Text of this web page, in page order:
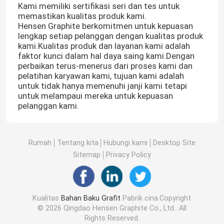
Kami memiliki sertifikasi seri dan tes untuk
memastikan kualitas produk kami.
Hensen Graphite berkomitmen untuk kepuasan
lengkap setiap pelanggan dengan kualitas produk
kami.Kualitas produk dan layanan kami adalah
faktor kunci dalam hal daya saing kami.Dengan
perbaikan terus-menerus dari proses kami dan
pelatihan karyawan kami, tujuan kami adalah
untuk tidak hanya memenuhi janji kami tetapi
untuk melampaui mereka untuk kepuasan
pelanggan kami.
Rumah Tentang kita Hubungi kami
Desktop Site
Sitemap
Privacy Policy
Kualitas Bahan Baku Grafit Pabrik cina.Copyright
© 2026 Qingdao Hensen Graphite Co., Ltd.. All
Rights Reserved.